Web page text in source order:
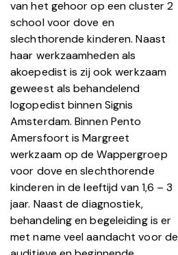
van het gehoor op een cluster 2
school voor dove en
slechthorende kinderen. Naast
haar werkzaamheden als
akoepedist is zij ook werkzaam
geweest als behandelend
logopedist binnen Signis
Amsterdam. Binnen Pento
Amersfoort is Margreet
werkzaam op de Wappergroep
voor dove en slechthorende
kinderen in de leeftijd van 1,6 – 3
jaar. Naast de diagnostiek,
behandeling en begeleiding is er
met name veel aandacht voor de